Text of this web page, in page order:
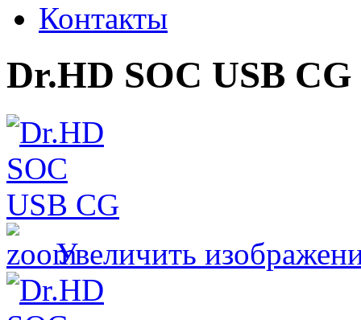
Контакты
Dr.HD SOC USB CG
Увеличить